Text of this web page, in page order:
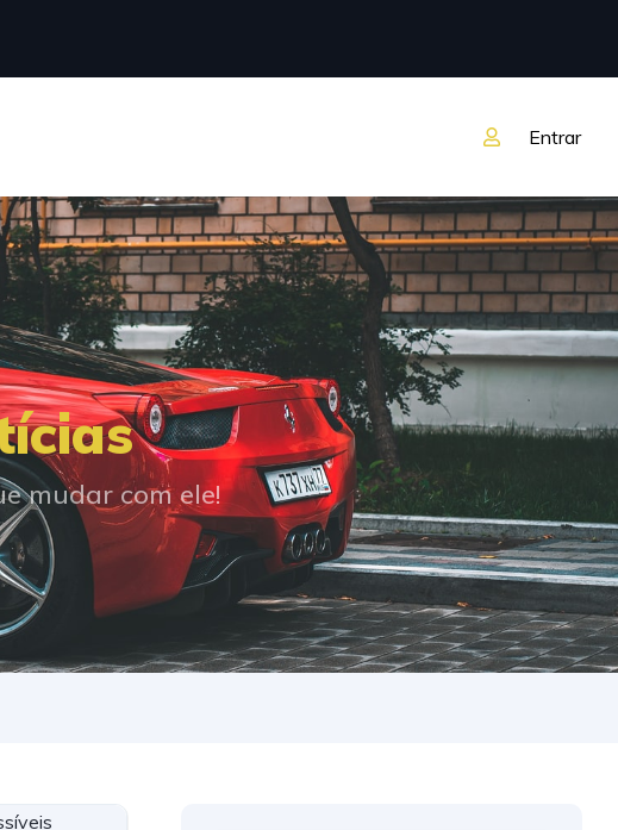
Entrar
mudar com ele!